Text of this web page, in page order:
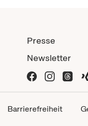
Presse
Newsletter
Barrierefreiheit